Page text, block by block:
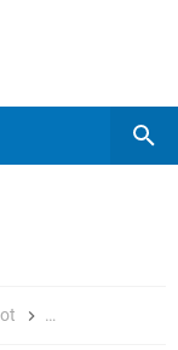
follower channel